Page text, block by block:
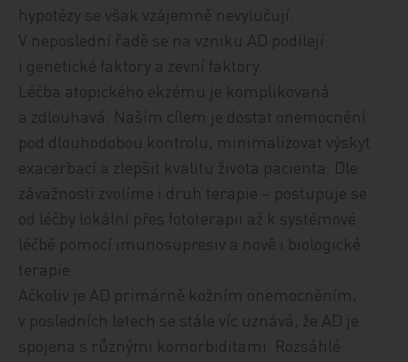
hypotézy se však vzájemně nevylučují.
V neposlední řadě se na vzniku AD podílejí
i genetické faktory a zevní faktory.
Léčba atopického ekzému je komplikovaná
a zdlouhavá. Naším cílem je dostat onemocnění
pod dlouhodobou kontrolu, minimalizovat výskyt
exacerbací a zlepšit kvalitu života pacienta. Dle
závažnosti zvolíme i druh terapie – postupuje se
od léčby lokální přes fototerapii až k systémové
léčbě pomocí imunosupresiv a nově i biologické
terapie.
Ačkoliv je AD primárně kožním onemocněním,
v posledních letech se stále víc uznává, že AD je
spojena s různými komorbiditami. Rozsáhlé